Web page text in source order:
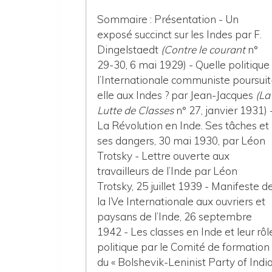
Sommaire : Présentation - Un
exposé succinct sur les Indes par F.
Dingelstaedt (Contre le courantn°
29-30, 6 mai 1929) - Quelle politique
l’Internationale communiste
elle aux Indes ? par Jean-Jacques (La
Lutte de Classesn° 27, janvier 1931)
La Révolution en Inde. Ses tâches et
ses dangers, 30 mai 1930, par Léon
Trotsky - Lettre ouverte aux
travailleurs de l’Inde par Léon
Trotsky, 25 juillet 1939 - Manifeste
la IVe Internationale aux ouvriers et
paysans de l’Inde, 26 septembre
1942 - Les classes en Inde et leur
politique par le Comité de formation
du « Bolshevik-Leninist Party of India